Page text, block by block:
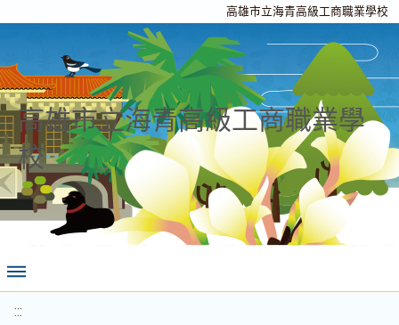
高雄市立海青高級工商職業學校
高雄市立海青高級工商職業學
校
:::